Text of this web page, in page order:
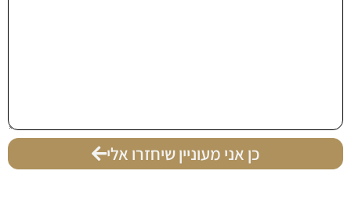
כן אני מעוניין שיחזרו אלי